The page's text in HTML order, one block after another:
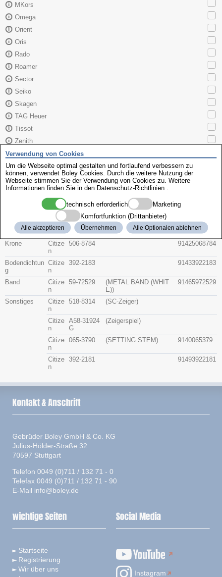
MKors
Omega
Orient
Oris
Rado
Roamer
Sector
Seiko
Skagen
TAG Heuer
Tissot
Zenith
Citizen 4-S05219
HerstellerTeile-Nr. Beschreibung Artikel-Nr.
Glas
Citize
n
54-Y0130 914154Y0130
Krone
Citize
n
506-8784 91425068784
Bodendichtun
g
Citize
n
392-2183 91433922183
Band
Citize
n
59-72529
(METAL BAND (WHIT
E))
91465972529
Sonstiges
Citize
n
518-8314 (SC-Zeiger)
Citize
n
A58-31924
G
(Zeigerspiel)
Citize
n
065-3790 (SETTING STEM) 9140065379
Citize
n
392-2181 91493922181
Verwendung von Cookies
Um die Webseite optimal gestalten und fortlaufend verbessern zu
können, verwendet Boley Cookies. Durch die weitere Nutzung der
Webseite stimmen Sie der Verwendung von Cookies zu. Weitere
Informationen finden Sie in den Datenschutz-Richtlinien
technisch erforderlich
Marketing
Komfortfunktion (Drittanbieter)
Alle akzeptieren Übernehmen Alle Optionalen ablehnen
Kontakt & Anschrift
Gebrüder Boley GmbH & Co. KG
Julius-Hölder-Straße 32
70597 Stuttgart
Telefon 0049 (0)711 / 132 71 - 0
Telefax 0049 (0)711 / 132 71 - 90
E-Mail info@boley.de
wichtige Seiten
Startseite
Registrierung
Wir über uns
Social Media
Instagram